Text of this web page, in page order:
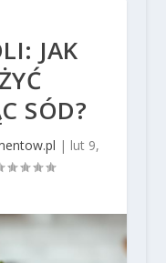
JAK
SÓD?
| lut 9,